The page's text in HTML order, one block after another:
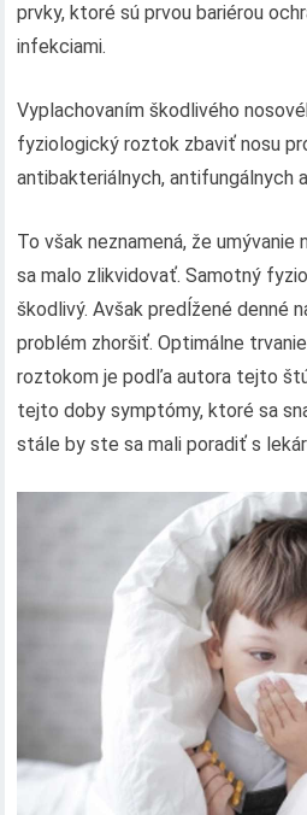
prvky, ktoré sú prvou bariérou
infekciami.
Vyplachovaním škodlivého
fyziologický roztok zbaviť nosu
antibakteriálnych, antifungálnych
To však neznamená, že
sa malo zlikvidovať. Samotný
škodlivý. Avšak predĺžené denné
problém zhoršiť. Optimálne
roztokom je podľa autora tejto
tejto doby symptómy, ktoré sa
stále by ste sa mali poradiť s